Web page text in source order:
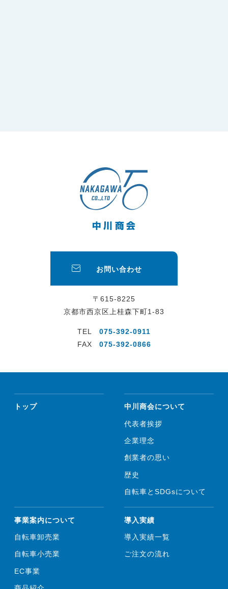
お問い合わせ
〒615-8225
京都市西京区上桂森下町1-83
TEL
075-392-0911
FAX
075-392-0866
トップ 中川商会について
代表者挨拶
企業理念
創業者の思い
歴史
自転車とSDGsについて
事業案内について
自転車卸売業
自転車小売業
EC事業
導入実績
導入実績一覧
ご注文の流れ